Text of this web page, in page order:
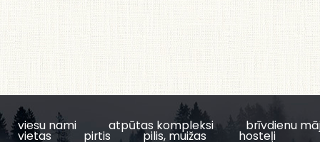
viesu nami atpūtas kompleksi brīvdienu
vietas pirtis pilis, muižas hosteļi